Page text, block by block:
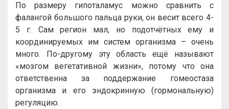
По размеру гипоталамус можно сравнить с
фалангой большого пальца руки, он весит всего 4-
5 г. Сам регион мал, но подотчётных ему и
координируемых им систем организма – очень
много. По-другому эту область ещё называют
«мозгом вегетативной жизни», потому что она
ответственна за поддержание гомеостаза
организма и его эндокринную (гормональную)
регуляцию.